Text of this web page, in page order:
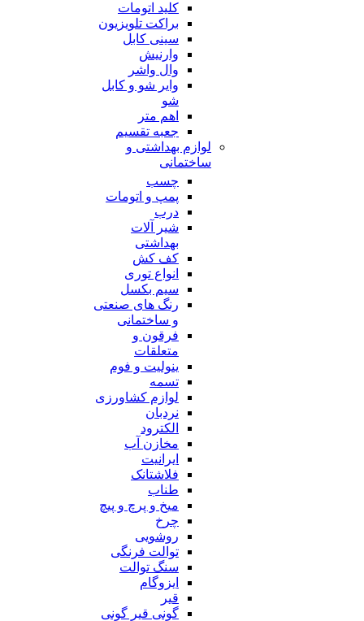
کلید اتومات
براکت تلویزیون
سینی کابل
وارنیش
وال واشر
وایر شو و کابل
شو
اهم متر
جعبه تقسیم
لوازم بهداشتی و
ساختمانی
چسب
پمپ و اتومات
درب
شیر آلات
بهداشتی
کف کش
انواع توری
سیم بکسل
رنگ های صنعتی
و ساختمانی
فرقون و
متعلقات
ینولیت و فوم
تسمه
لوازم کشاورزی
نردبان
الکترود
مخازن آب
ایرانیت
فلاشتانک
طناب
میخ و پرچ و پیچ
چرخ
روشویی
توالت فرنگی
سنگ توالت
ایزوگام
قیر
گونی قیر گونی